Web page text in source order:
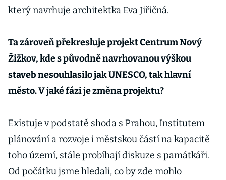
který navrhuje architektka Eva Jiřičná.
Ta zároveň překresluje projekt Centrum Nový
Žižkov, kde s původně navrhovanou výškou
staveb nesouhlasilo jak UNESCO, tak hlavní
město. V jaké fázi je změna projektu?
Existuje v podstatě shoda s Prahou, Institutem
plánování a rozvoje i městskou částí na kapacitě
toho území, stále probíhají diskuze s památkáři.
Od počátku jsme hledali, co by zde mohlo